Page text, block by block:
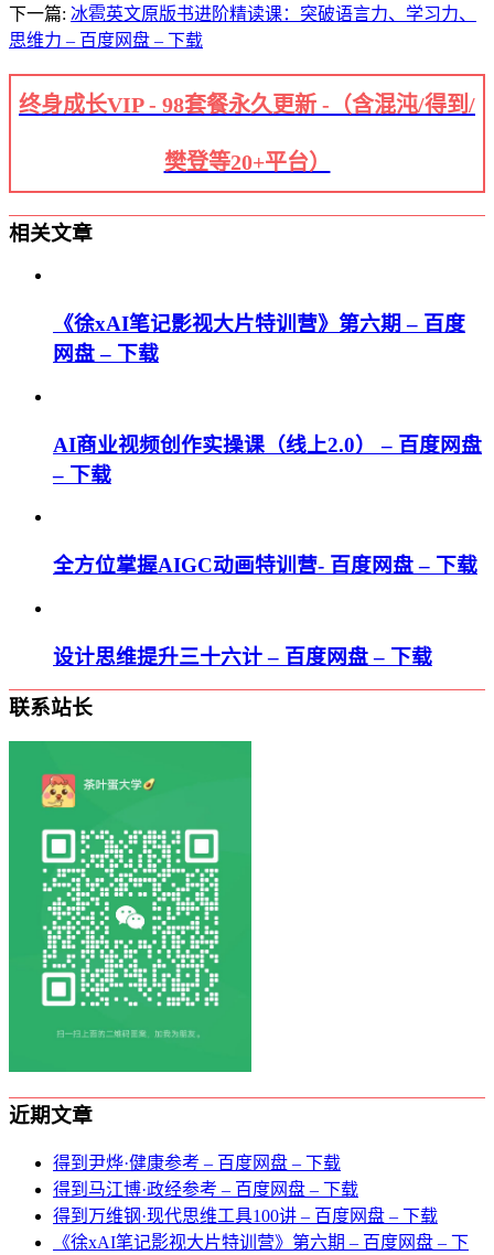
下一篇: 冰雹英文原版书进阶精读课：突破语言力、学习力、
思维力 – 百度网盘 – 下载
终身成长VIP - 98套餐永久更新 -（含混沌/得到/
樊登等20+平台）
相关文章
《徐xAI笔记影视大片特训营》第六期 – 百度
网盘 – 下载
AI商业视频创作实操课（线上2.0） – 百度网盘
– 下载
全方位掌握AIGC动画特训营- 百度网盘 – 下载
设计思维提升三十六计 – 百度网盘 – 下载
联系站长
近期文章
得到尹烨·健康参考 – 百度网盘 – 下载
得到马江博·政经参考 – 百度网盘 – 下载
得到万维钢·现代思维⼯具100讲 – 百度网盘 – 下载
《徐xAI笔记影视大片特训营》第六期 – 百度网盘 – 下